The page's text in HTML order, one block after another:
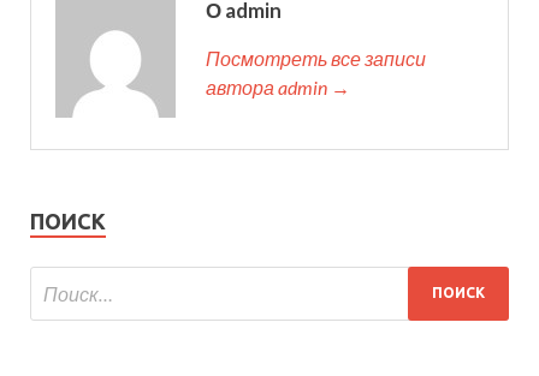
О admin
Посмотреть все записи
автора admin →
ПОИСК